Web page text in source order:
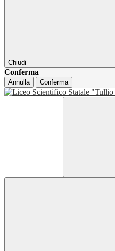
Chiudi
Conferma
Annulla Conferma